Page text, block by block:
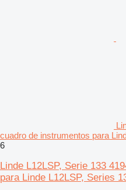
cuadro de instrumentos para
6
Linde L12LSP, Serie 133
para Linde L12LSP, Series